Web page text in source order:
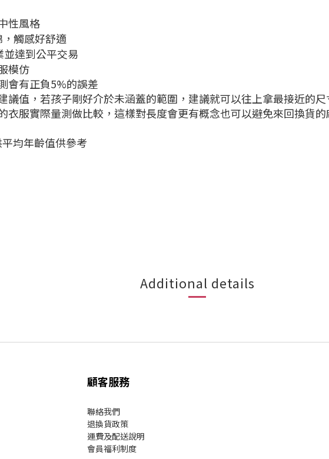
性風格
觸感好舒適
達到公平交易
模仿
會有正負5%的誤差
議值，若孩子剛好介於未涵蓋的範圍，建議就可以往上拿最接近的尺
衣服實際量測做比較，這樣對長度會更有概念也可以避免來回換貨
均年齡值供參考
Additional details
顧客服務
聯絡我們
退換貨政策
運費及配送說明
會員福利制度